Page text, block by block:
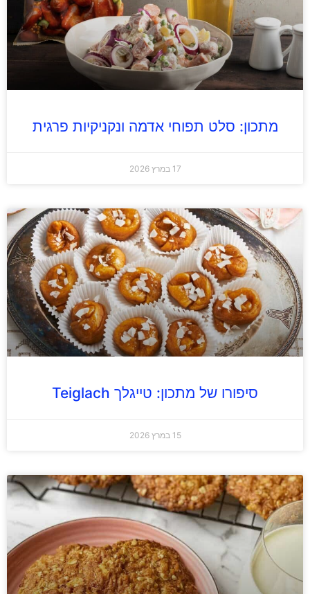
מתכון: סלט תפוחי אדמה ונקניקיות פרגית
17 במרץ 2026
סיפורו של מתכון: טייגלך Teiglach
15 במרץ 2026